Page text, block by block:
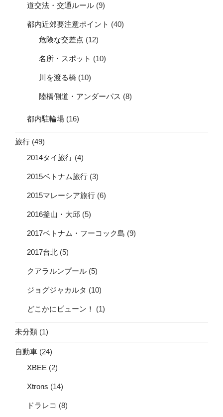
道交法・交通ルール (9)
都内近郊要注意ポイント (40)
危険な交差点 (12)
名所・スポット (10)
川を渡る橋 (10)
陸橋側道・アンダーパス (8)
都内駐輪場 (16)
旅行 (49)
2014タイ旅行 (4)
2015ベトナム旅行 (3)
2015マレーシア旅行 (6)
2016釜山・大邱 (5)
2017ベトナム・フーコック島 (9)
2017台北 (5)
クアラルンプール (5)
ジョグジャカルタ (10)
どこかにビューン！ (1)
未分類 (1)
自動車 (24)
XBEE (2)
Xtrons (14)
ドラレコ (8)